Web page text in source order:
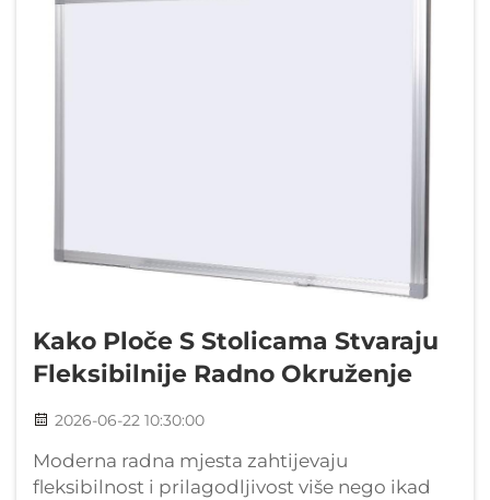
Kako Ploče S Stolicama Stvaraju
Fleksibilnije Radno Okruženje
2026-06-22 10:30:00
Moderna radna mjesta zahtijevaju
fleksibilnost i prilagodljivost više nego ikad